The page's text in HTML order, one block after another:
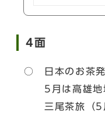
4面
○ 日本のお茶発
5月は高雄地
三尾茶旅（5